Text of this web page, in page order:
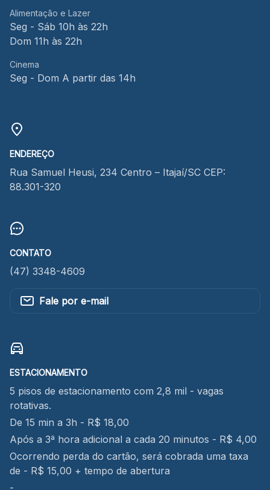
Alimentação e Lazer
Seg - Sáb 10h às 22h
Dom 11h às 22h
Cinema
Seg - Dom A partir das 14h
ENDEREÇO
Rua Samuel Heusi, 234 Centro – Itajaí/SC CEP:
88.301-320
CONTATO
(47) 3348-4609
Fale por e-mail
ESTACIONAMENTO
5 pisos de estacionamento com 2,8 mil - vagas
rotativas.
De 15 min a 3h - R$ 18,00
Após a 3ª hora adicional a cada 20 minutos - R$ 4,00
Ocorrendo perda do cartão, será cobrada uma taxa
de - R$ 15,00 + tempo de abertura